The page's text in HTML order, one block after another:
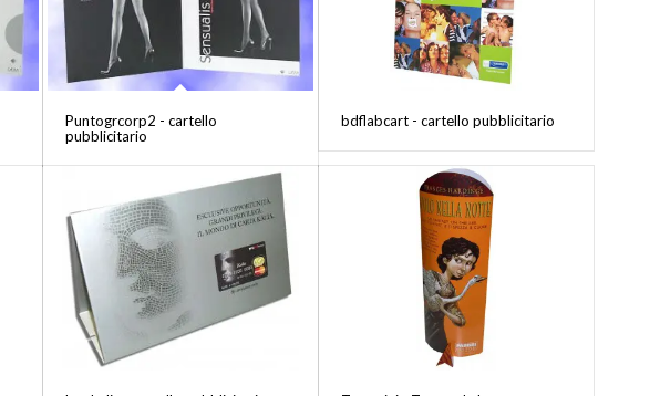
Puntogrcorp2 - cartello
pubblicitario
bdflabcart - cartello pubblicitario